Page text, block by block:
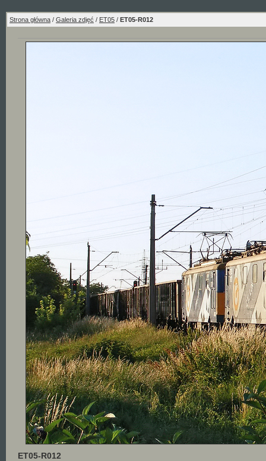
Strona główna / Galeria zdjęć / ET05 / ET05-R012
ET05-R012